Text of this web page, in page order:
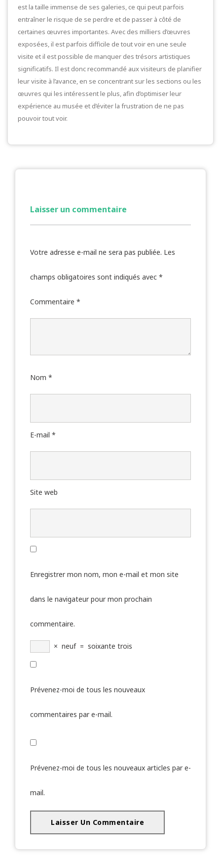
est la taille immense de ses galeries, ce qui peut parfois
entraîner le risque de se perdre et de passer à côté de
certaines œuvres importantes. Avec des milliers d’œuvres
exposées, il est parfois difficile de tout voir en une seule
visite et il est possible de manquer des trésors artistiques
significatifs. Il est donc recommandé aux visiteurs de planifier
leur visite à l’avance, en se concentrant sur les sections ou les
œuvres qui les intéressent le plus, afin d’optimiser leur
expérience au musée et d’éviter la frustration de ne pas
pouvoir tout voir.
Laisser un commentaire
Votre adresse e-mail ne sera pas publiée. Les
champs obligatoires sont indiqués avec *
Commentaire *
Nom *
E-mail *
Site web
Enregistrer mon nom, mon e-mail et mon site
dans le navigateur pour mon prochain
commentaire.
× neuf = soixante trois
Prévenez-moi de tous les nouveaux
commentaires par e-mail.
Prévenez-moi de tous les nouveaux articles par e-
mail.